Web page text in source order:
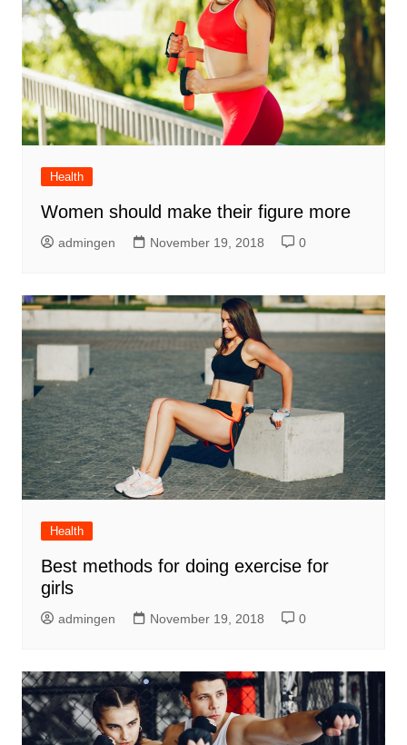
Health
Women should make their figure more
admingen November 19, 2018 0
Health
Best methods for doing exercise for
girls
admingen November 19, 2018 0